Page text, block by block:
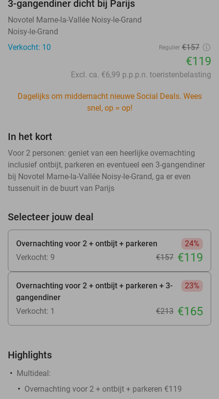
3-gangendiner dicht bij Parijs
Novotel Marne-la-Vallée Noisy-le-Grand
Noisy-le-Grand
Verkocht: 10
Regulier €157
€119
Excl. ca. €6,99 p.p.p.n. toeristenbelasting
Dagelijks om middernacht nieuwe Social Deals. Wees
snel, op = op!
In het kort
Voor 2 personen: geniet van een heerlijke overnachting
inclusief ontbijt, parkeren en eventueel een 3-gangendiner
bij Novotel Marne-la-Vallée Noisy-le-Grand, ga er even
tussenuit in de buurt van Parijs
Selecteer jouw deal
Overnachting voor 2 + ontbijt + parkeren
24%
Verkocht: 9
€157 €119
Overnachting voor 2 + ontbijt + parkeren + 3-
gangendiner
23%
Verkocht: 1 €213 €165
Highlights
Multideal:
Overnachting voor 2 + ontbijt + parkeren €119